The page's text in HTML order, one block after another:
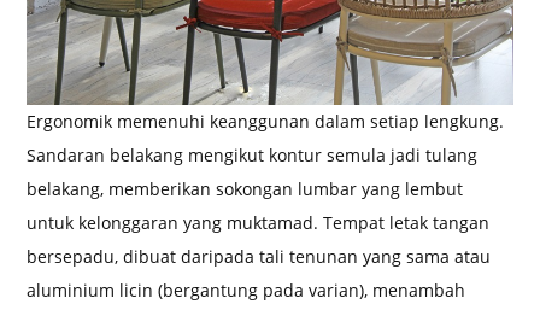
Ergonomik memenuhi keanggunan dalam setiap lengkung.
Sandaran belakang mengikut kontur semula jadi tulang
belakang, memberikan sokongan lumbar yang lembut
untuk kelonggaran yang muktamad. Tempat letak tangan
bersepadu, dibuat daripada tali tenunan yang sama atau
aluminium licin (bergantung pada varian), menambah